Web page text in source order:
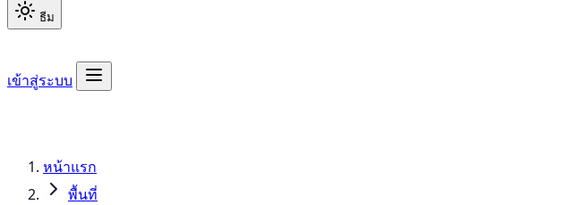
ธีม
เข้าสู่ระบบ
หน้าแรก
พื้นที่